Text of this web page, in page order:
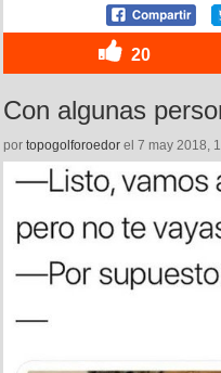
20
Con algunas
por topogolforoedor el 7 may 2018,